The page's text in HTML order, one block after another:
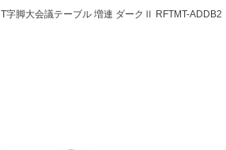
T字脚大会議テーブル 増連 ダークⅡ RFTMT-ADDB2